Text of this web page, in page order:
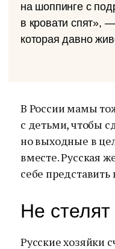
на шоппинге с
в кровати спят», —
которая давно
В России мамы
с детьми, чтобы
но выходные в
вместе. Русская
себе
Не
Русские хозяйки